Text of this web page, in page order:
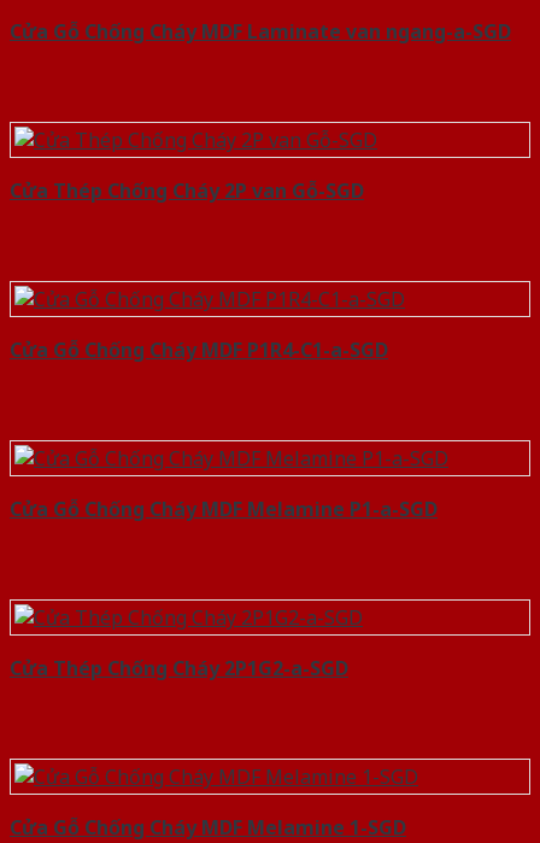
Cửa Gỗ Chống Cháy MDF Laminate van ngang-a-SGD
Cửa Thép Chống Cháy 2P van Gỗ-SGD
Cửa Gỗ Chống Cháy MDF P1R4-C1-a-SGD
Cửa Gỗ Chống Cháy MDF Melamine P1-a-SGD
Cửa Thép Chống Cháy 2P1G2-a-SGD
Cửa Gỗ Chống Cháy MDF Melamine 1-SGD